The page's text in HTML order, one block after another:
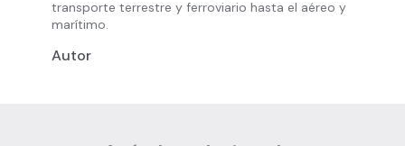
transporte terrestre y ferroviario hasta el aéreo y
marítimo.
Autor